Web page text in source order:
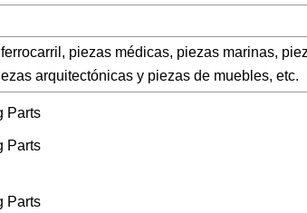
piezas médicas, piezas marinas,
arquitectónicas y piezas de muebles, etc.